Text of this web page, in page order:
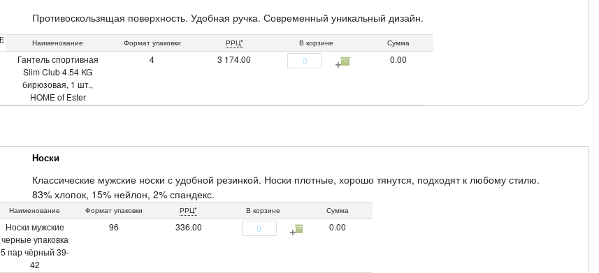
Противоскользящая поверхность. Удобная ручка. Современный уникальный дизайн.
Наименование Формат упаковки РРЦ* В корзине Сумма
Гантель спортивная
Slim Club 4.54 KG
бирюзовая, 1 шт.,
HOME of Ester
4 3 174.00 0.00
Носки
Классические мужские носки с удобной резинкой. Носки плотные, хорошо тянутся, подходят к любому стилю.
83% хлопок, 15% нейлон, 2% спандекс.
Наименование Формат упаковки РРЦ* В корзине Сумма
Носки мужские
черные упаковка
5 пар чёрный 39-
42
96 336.00 0.00